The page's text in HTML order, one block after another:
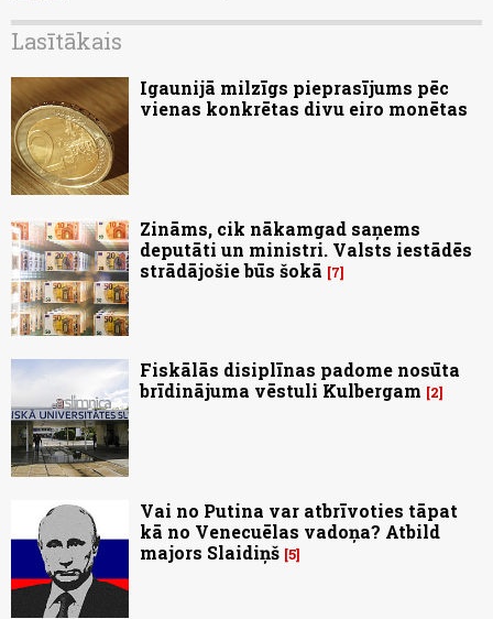
Lasītākais
Igaunijā milzīgs pieprasījums pēc
vienas konkrētas divu eiro monētas
Zināms, cik nākamgad saņems
deputāti un ministri. Valsts iestādēs
strādājošie būs šokā
7
Fiskālās disiplīnas padome nosūta
brīdinājuma vēstuli Kulbergam
2
Vai no Putina var atbrīvoties tāpat
kā no Venecuēlas vadoņa? Atbild
majors Slaidiņš 5